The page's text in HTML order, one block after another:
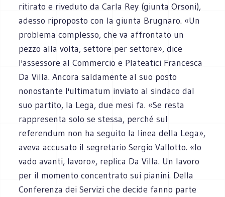
ritirato e riveduto da Carla Rey (giunta Orsoni),
adesso riproposto con la giunta Brugnaro. «Un
problema complesso, che va affrontato un
pezzo alla volta, settore per settore», dice
l'assessore al Commercio e Plateatici Francesca
Da Villa. Ancora saldamente al suo posto
nonostante l'ultimatum inviato al sindaco dal
suo partito, la Lega, due mesi fa. «Se resta
rappresenta solo se stessa, perché sul
referendum non ha seguito la linea della Lega»,
aveva accusato il segretario Sergio Vallotto. «Io
vado avanti, lavoro», replica Da Villa. Un lavoro
per il momento concentrato sui pianini. Della
Conferenza dei Servizi che decide fanno parte